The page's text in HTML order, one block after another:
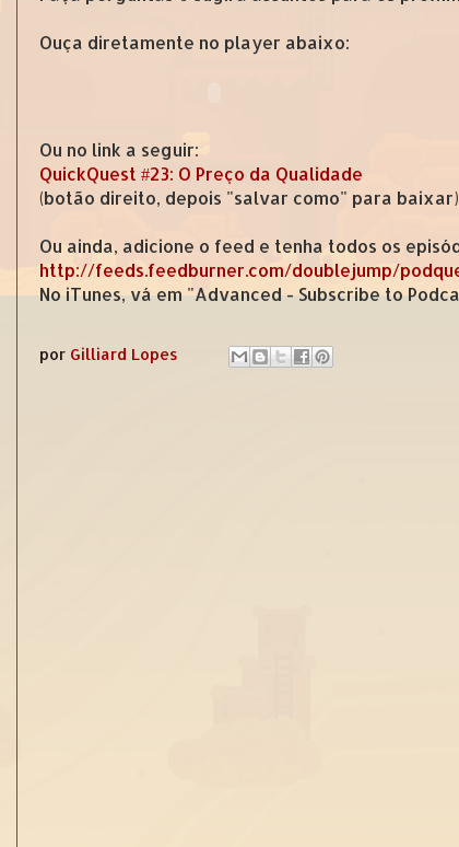
Ouça diretamente no player abaixo:
Ou no link a seguir:
QuickQuest #23: O Preço da Qualidade
(botão direito, depois "salvar como" para baixar)
Ou ainda, adicione o feed e tenha todos os
http://feeds.feedburner.com/doublejump/
No iTunes, vá em "Advanced - Subscribe to
por Gilliard Lopes